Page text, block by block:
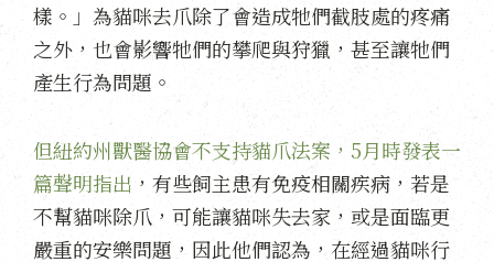
樣。」為貓咪去爪除了會造成牠們截肢處的疼痛
之外，也會影響牠們的攀爬與狩獵，甚至讓牠們
產生行為問題。
但紐約州獸醫協會不支持貓爪法案，5月時發表一
篇聲明指出 ，有些飼主患有免疫相關疾病，若是
不幫貓咪除爪，可能讓貓咪失去家，或是面臨更
嚴重的安樂問題，因此他們認為，在經過貓咪行